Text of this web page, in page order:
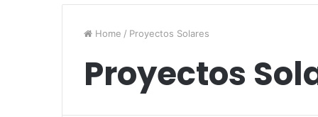
Home / Proyectos Solares
Proyectos